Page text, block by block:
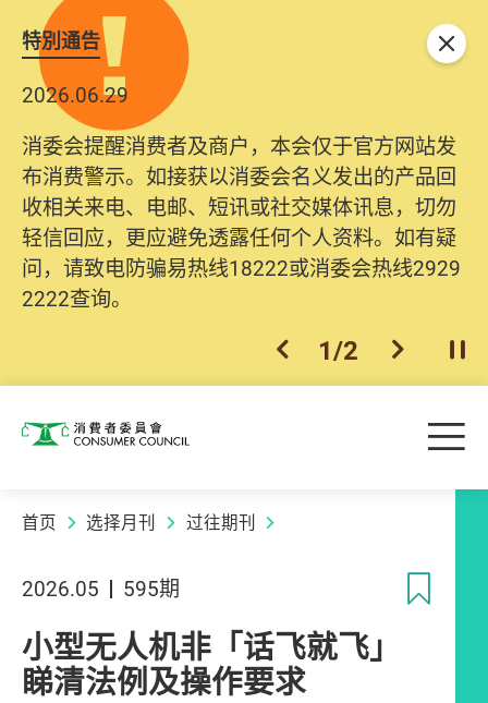
特別通告
2026.06.29
消委会提醒消费者及商户，本会仅于官方网站发
布消费警示。如接获以消委会名义发出的产品回
收相关来电、电邮、短讯或社交媒体讯息，切勿
轻信回应，更应避免透露任何个人资料。如有疑
问，请致电防骗易热线18222或消委会热线2929
2222查询。
上一个
1/2 下一个开
关闭
消费者委员会 目
首页 选择月刊 过往期刊
2026.05 595期
小型无人机非「话飞就飞」
睇清法例及操作要求